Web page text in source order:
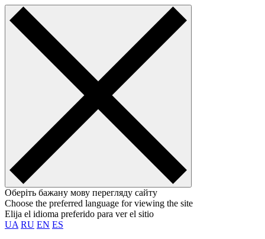
Оберіть бажану мову перегляду сайту
Choose the preferred language for viewing the site
Elija el idioma preferido para ver el sitio
UA RU EN ES